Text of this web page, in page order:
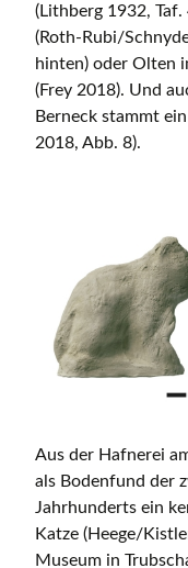
(Lithberg 1932, Taf.
(Roth-Rubi/
hinten) oder Olten
(Frey 2018). Und
Berneck stammt
2018, Abb. 8).
Aus der Hafnerei
als Bodenfund der
Jahrhunderts ein
Katze (Heege/
Museum in